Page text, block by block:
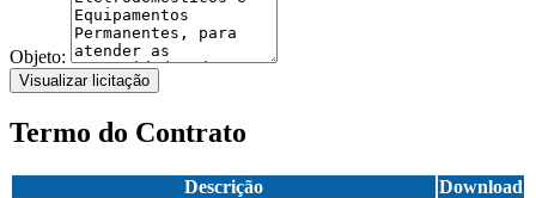
Objeto:
Visualizar licitação
Termo do Contrato
Descrição
Download